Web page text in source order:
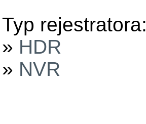
Typ rejestratora:
» HDR
» NVR